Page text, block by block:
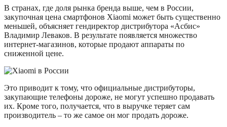
В странах, где доля рынка бренда выше, чем в России,
закупочная цена смартфонов Xiaomi может быть существенно
меньшей, объясняет гендиректор дистрибутора «Асбис»
Владимир Леваков. В результате появляется множество
интернет-магазинов, которые продают аппараты по
сниженной цене.
Это приводит к тому, что официальные дистрибуторы,
закупающие телефоны дороже, не могут успешно продавать
их. Кроме того, получается, что в выручке теряет сам
производитель – то же самое он мог продать дороже.